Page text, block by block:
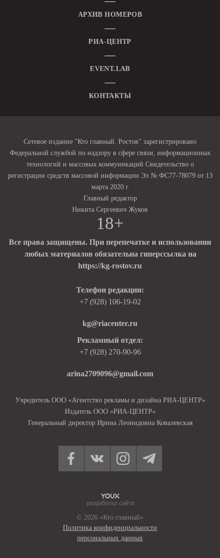
АРХИВ НОМЕРОВ
РИА-ЦЕНТР
EVENT.LAB
КОНТАКТЫ
Сетевое издание "Кто главный. Ростов" зарегистрировано
Федеральной службой по надзору в сфере связи, информационных
технологий и массовых коммуникаций Свидетельство о
регистрации средств массовой информации Эл № ФС77-78079 от 13
марта 2020 г
Главный редактор
Никита Сергеевич Жуков
18+
Все права защищены. При перепечатке и использовании
любых материалов обязательна гиперссылка на
https://kg-rostov.ru
Телефон редакции:
+7 (928) 106-19-02
kg@riacenter.ru
Рекламный отдел:
+7 (928) 270-90-96
arina2709096@gmail.com
Учредитель ООО «Агентство рекламы и дизайна РИА-ЦЕНТР»
Издатель ООО «РИА-ЦЕНТР»
Генеральный директор Ирина Леонидовна Ковалевская
© 2026 «Кто главный»
Политика конфиденциальности
персональных данных